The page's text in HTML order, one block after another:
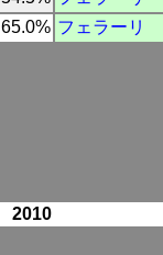
65.0% フェラーリ
2010